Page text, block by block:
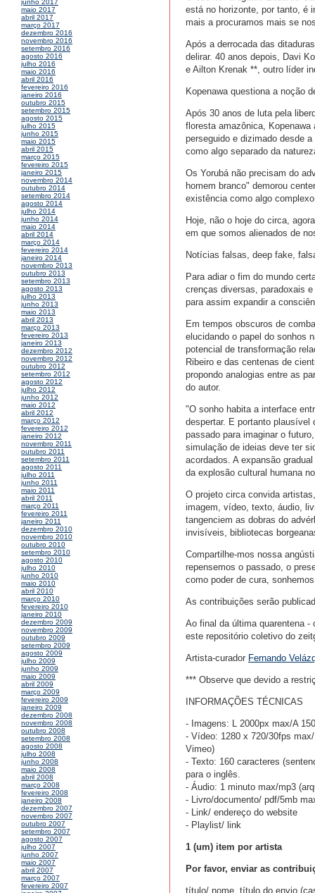
junho 2017
maio 2017
abril 2017
março 2017
dezembro 2016
novembro 2016
setembro 2016
agosto 2016
julho 2016
maio 2016
abril 2016
fevereiro 2016
janeiro 2016
outubro 2015
setembro 2015
agosto 2015
julho 2015
junho 2015
maio 2015
abril 2015
março 2015
fevereiro 2015
janeiro 2015
novembro 2014
outubro 2014
setembro 2014
agosto 2014
julho 2014
junho 2014
maio 2014
abril 2014
março 2014
fevereiro 2014
janeiro 2014
novembro 2013
outubro 2013
setembro 2013
agosto 2013
julho 2013
junho 2013
maio 2013
abril 2013
março 2013
fevereiro 2013
janeiro 2013
dezembro 2012
novembro 2012
outubro 2012
setembro 2012
agosto 2012
julho 2012
junho 2012
maio 2012
abril 2012
março 2012
fevereiro 2012
janeiro 2012
novembro 2011
outubro 2011
setembro 2011
agosto 2011
julho 2011
junho 2011
maio 2011
abril 2011
março 2011
fevereiro 2011
janeiro 2011
dezembro 2010
novembro 2010
outubro 2010
setembro 2010
agosto 2010
julho 2010
junho 2010
maio 2010
abril 2010
março 2010
fevereiro 2010
janeiro 2010
dezembro 2009
novembro 2009
outubro 2009
setembro 2009
agosto 2009
julho 2009
junho 2009
maio 2009
abril 2009
março 2009
fevereiro 2009
janeiro 2009
dezembro 2008
novembro 2008
outubro 2008
setembro 2008
agosto 2008
julho 2008
junho 2008
maio 2008
abril 2008
março 2008
fevereiro 2008
janeiro 2008
dezembro 2007
novembro 2007
outubro 2007
setembro 2007
agosto 2007
julho 2007
junho 2007
maio 2007
abril 2007
março 2007
fevereiro 2007
está no horizonte, por tanto, é
mais a procuramos mais se
Após a derrocada das
delirar. 40 anos depois, Davi
e Ailton Krenak **, outro líder
Kopenawa questiona a noção
Após 30 anos de luta pela
floresta amazônica,
perseguido e dizimado desde
como algo separado da
Os Yorubá não precisam do
homem branco" demorou
existência como algo
Hoje, não o hoje do circa,
em que somos alienados de
Notícias falsas, deep fake,
Para adiar o fim do mundo
crenças diversas, paradoxais
para assim expandir a
Em tempos obscuros de
elucidando o papel do sonhos
potencial de transformação
Ribeiro e das centenas de
propondo analogias entre as
do autor.
"O sonho habita a interface
despertar. E portanto plausível
passado para imaginar o
simulação de ideias deve ter
acordados. A expansão
da explosão cultural humana
O projeto circa convida
imagem, vídeo, texto, áudio,
tangenciem as dobras do
invisíveis, bibliotecas
Compartilhe-mos nossa
repensemos o passado, o
como poder de cura,
As contribuições serão
Ao final da última quarentena
este repositório coletivo do
Artista-curador Fernando
*** Observe que devido a
INFORMAÇÕES TÉCNICAS
- Imagens: L 2000px max/A
- Vídeo: 1280 x 720/30fps
Vimeo)
- Texto: 160 caracteres
para o inglês.
- Áudio: 1 minuto max/mp3
- Livro/documento/ pdf/5mb
- Link/ endereço do website
- Playlist/ link
1 (um) item por artista
Por favor, enviar as
título/ nome, título do envio